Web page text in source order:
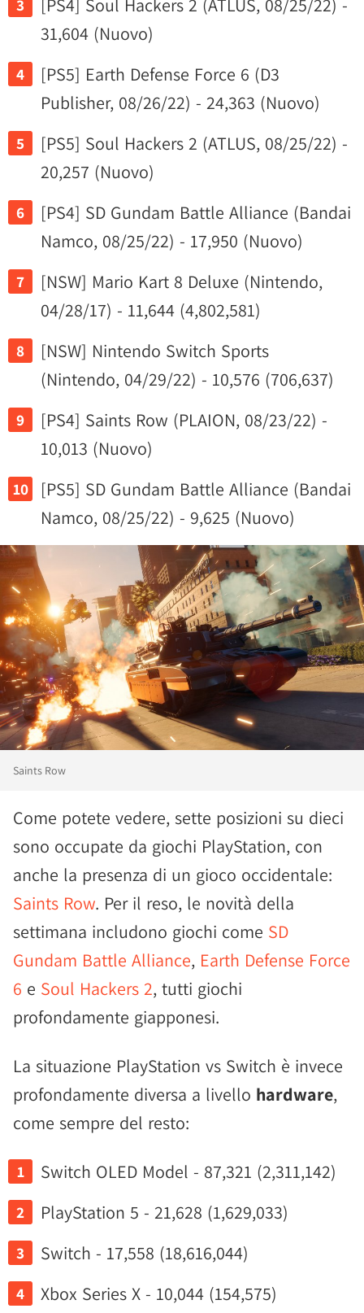
[PS4] Soul Hackers 2 (ATLUS, 08/25/22) -
31,604 (Nuovo)
[PS5] Earth Defense Force 6 (D3
Publisher, 08/26/22) - 24,363 (Nuovo)
[PS5] Soul Hackers 2 (ATLUS, 08/25/22) -
20,257 (Nuovo)
[PS4] SD Gundam Battle Alliance (Bandai
Namco, 08/25/22) - 17,950 (Nuovo)
[NSW] Mario Kart 8 Deluxe (Nintendo,
04/28/17) - 11,644 (4,802,581)
[NSW] Nintendo Switch Sports
(Nintendo, 04/29/22) - 10,576 (706,637)
[PS4] Saints Row (PLAION, 08/23/22) -
10,013 (Nuovo)
[PS5] SD Gundam Battle Alliance (Bandai
Namco, 08/25/22) - 9,625 (Nuovo)
Saints Row
Come potete vedere, sette posizioni su dieci
sono occupate da giochi PlayStation, con
anche la presenza di un gioco occidentale:
Saints Row. Per il reso, le novità della
settimana includono giochi come SD
Gundam Battle Alliance, Earth Defense Force
6 e Soul Hackers 2, tutti giochi
profondamente giapponesi.
La situazione PlayStation vs Switch è invece
profondamente diversa a livello hardware,
come sempre del resto:
Switch OLED Model - 87,321 (2,311,142)
PlayStation 5 - 21,628 (1,629,033)
Switch - 17,558 (18,616,044)
Xbox Series X - 10,044 (154,575)